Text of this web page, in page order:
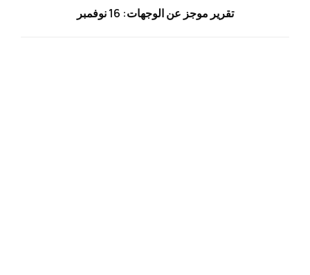
تقرير موجز عن الوجهات: 16 نوفمبر